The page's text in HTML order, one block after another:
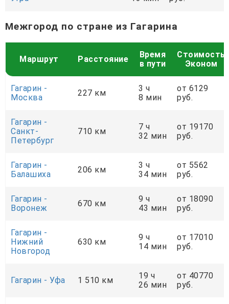
Межгород по стране из Гагарина
Маршрут Расстояние
Время
в пути
Стоимость
Эконом
Гагарин -
Москва
227 км
3 ч
8 мин
от 6129
руб.
Гагарин -
Санкт-
Петербург
710 км
7 ч
32 мин
от 19170
руб.
Гагарин -
Балашиха
206 км
3 ч
34 мин
от 5562
руб.
Гагарин -
Воронеж
670 км
9 ч
43 мин
от 18090
руб.
Гагарин -
Нижний
Новгород
630 км
9 ч
14 мин
от 17010
руб.
Гагарин - Уфа 1 510 км
19 ч
26 мин
от 40770
руб.